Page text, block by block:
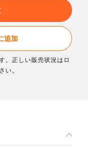
追加
。正しい販売状況はロ
い。